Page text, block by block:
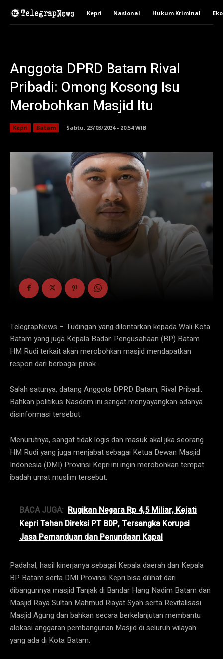
Kepri Nasional Hukum Kriminal
Anggota DPRD Batam Rival
Pribadi: Omong Kosong Isu
Merobohkan Masjid Itu
Kepri Batam Sabtu, 23/03/2024 - 20:54 WIB
TelegrapNews – Tudingan yang dilontarkan kepada Wali Kota
Batam yang juga Kepala Badan Pengusahaan (BP) Batam
HM Rudi terkait akan merobohkan masjid mendapatkan
respon dari berbagai pihak.
Salah satunya, datang Anggota DPRD Batam, Rival Pribadi.
Bahkan politikus Nasdem ini sangat menyayangkan adanya
disinformasi tersebut.
Menurutnya, sangat tidak logis dan masuk akal jika seorang
HM Rudi yang juga menjabat sebagai Ketua Dewan Masjid
Indonesia (DMI) Provinsi Kepri ini ingin merobohkan tempat
ibadah umat muslim tersebut.
BACA JUGA: Rugikan Negara Rp 4,5 Miliar, Kejati
Kepri Tahan Direksi PT BDP, Tersangka Korupsi
Jasa Pemanduan dan Penundaan Kapal
Padahal, hasil kinerjanya sebagai Kepala daerah dan Kepala
BP Batam serta DMI Provinsi Kepri bisa dilihat dari
dibangunnya masjid Tanjak di Bandar Hang Nadim Batam dan
Masjid Raya Sultan Mahmud Riayat Syah serta Revitalisasi
Masjid Agung dan bahkan secara berkelanjutan membantu
alokasi anggaran pembangunan Masjid di seluruh wilayah
yang ada di Kota Batam.